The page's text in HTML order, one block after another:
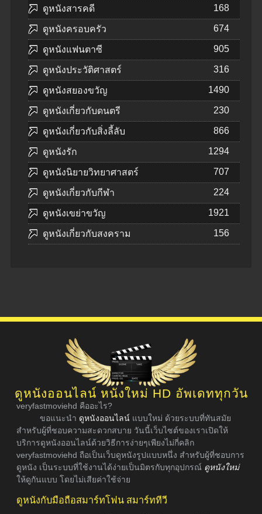
ดูหนังสารคดี 168
ดูหนังครอบครัว 674
ดูหนังแฟนตาซี 905
ดูหนังประวัติศาสตร์ 316
ดูหนังสยองขวัญ 1490
ดูหนังเกี่ยวกับดนตรี 230
ดูหนังเกี่ยวกับสิ่งลี้ลับ 866
ดูหนังรัก 1294
ดูหนังนิยายวิทยาศาสตร์ 707
ดูหนังเกี่ยวกับกีฬา 224
ดูหนังเขย่าขวัญ 1921
ดูหนังเกี่ยวกับสงคราม 156
ดูหนังออนไลน์ หนังใหม่ HD อัพเดททุกวัน
veryfastmoviehd คืออะไร?
ขอแนะนำ ดูหนังออนไลน์ แบบใหม่ ด้วยระบบที่ทันสมัย
สำหรับผู้ที่ชอบความสะดวกสบาย วันนี้เว็บไซต์ของเราเปิดให้
บริการดูหนังออนไลน์ด้วยวิธีการง่ายๆเพียงไม่กี่คลิก
veryfastmoviehd ถือเป็นเว็บดูหนังรูปแบบหนึ่ง สำหรับผู้ที่ชอบการ
ดูหนัง เป็นระบบที่ใช้งานได้ง่ายเป็นมิตรกับทุกอุปกรณ์ ดูหนังใหม่
ให้ดูกันแบบ โดยไม่เสียค่าใช้จ่าย
ดูหนังกับมือถือสมาร์ทโฟน สมาร์ททีวี